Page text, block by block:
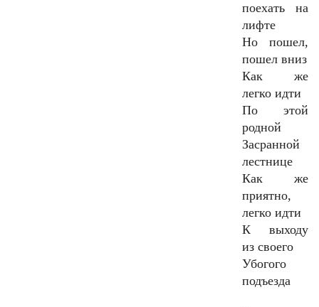
поехать на
лифте
Но пошел,
пошел вниз
Как же
легко идти
По этой
родной
Засранной
лестнице
Как же
приятно,
легко идти
К выходу
из своего
Убогого
подъезда